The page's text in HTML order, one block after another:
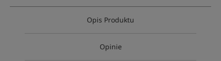
Opis Produktu
Opinie